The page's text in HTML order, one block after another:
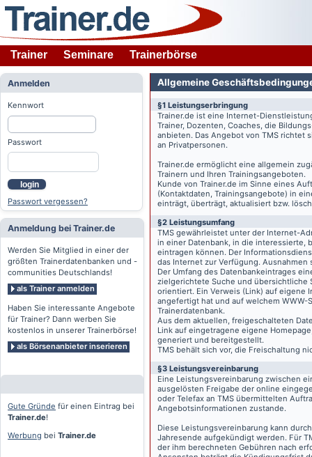
Trainer Seminare Trainerbörse
Anmelden
Kennwort
Passwort
login
Passwort vergessen?
Anmeldung bei Trainer.de
Werden Sie Mitglied in einer der
größten Trainerdatenbanken und -
communities Deutschlands!
als Trainer anmelden
Haben Sie interessante Angebote
für Trainer? Dann werben Sie
kostenlos in unserer Trainerbörse!
als Börsenanbieter inserieren
Gute Gründe für einen Eintrag bei
Trainer.de!
Werbung bei Trainer.de
Allgemeine
§1 Leistungserbringung
Trainer.de ist eine Internet-
Trainer, Dozenten, Coaches, die
anbieten. Das Angebot von TMS richtet
an Privatpersonen.
Trainer.de ermöglicht eine allgemein
Trainern und Ihren Trainingsangeboten.
Kunde von Trainer.de im Sinne eines
(Kontaktdaten, Trainingsangebote) in
einträgt, überträgt, aktualisiert bzw.
§2 Leistungsumfang
TMS gewährleistet unter der Internet-
in einer Datenbank, in die interessierte,
eintragen können. Der
das Internet zur Verfügung.
Der Umfang des Datenbankeintrages
zielgerichtete Suche und übersichtliche
orientiert. Ein Verweis (Link) auf eigene
angefertigt hat und auf welchem
Trainerdatenbank.
Aus dem aktuellen, freigeschalteten
Link auf eingetragene eigene
generiert und bereitgestellt.
TMS behält sich vor, die Freischaltung
§3 Leistungsvereinbarung
Eine Leistungsvereinbarung zwischen
ausgelösten Freigabe der online
oder Telefax an TMS übermittelten
Angebotsinformationen zustande.
Diese Leistungsvereinbarung kann
Jahresende aufgekündigt werden. Für
der ihm berechneten Gebühren nach